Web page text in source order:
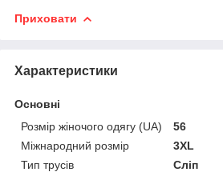
Приховати
Характеристики
Основні
Розмір жіночого одягу (UA)
56
Міжнародний розмір
3XL
Тип трусів
Сліп